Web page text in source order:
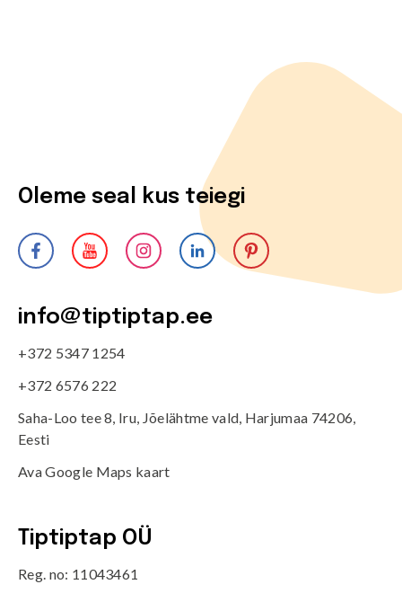
Oleme seal kus teiegi
info@tiptiptap.ee
+372 5347 1254
+372 6576 222
Saha-Loo tee 8, Iru, Jõelähtme vald, Harjumaa 74206,
Eesti
Ava Google Maps kaart
Tiptiptap OÜ
Reg. no: 11043461